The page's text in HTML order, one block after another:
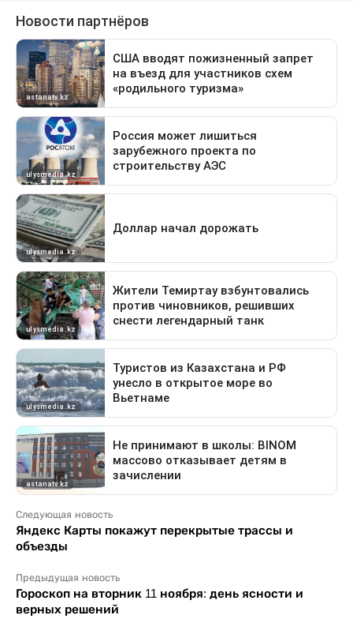
Следующая новость
Яндекс Карты покажут перекрытые трассы и
объезды
Предыдущая новость
Гороскоп на вторник 11 ноября: день ясности и
верных решений